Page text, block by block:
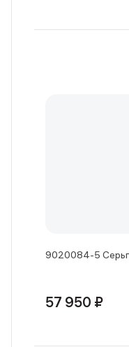
9020084-5
57 950 ₽